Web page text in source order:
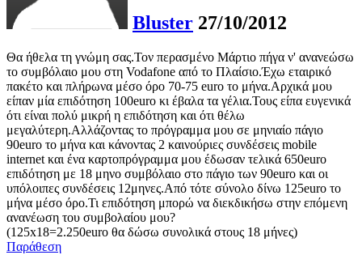
Bluster 27/10/2012
Θα ήθελα τη γνώμη σας.Τον περασμένο Μάρτιο πήγα ν' ανανεώσω
το συμβόλαιο μου στη Vodafone από το Πλαίσιο.Έχω εταιρικό
πακέτο και πλήρωνα μέσο όρο 70-75 euro το μήνα.Αρχικά μου
είπαν μία επιδότηση 100euro κι έβαλα τα γέλια.Τους είπα ευγενικά
ότι είναι πολύ μικρή η επιδότηση και ότι θέλω
μεγαλύτερη.Αλλάζοντας το πρόγραμμα μου σε μηνιαίο πάγιο
90euro το μήνα και κάνοντας 2 καινούριες συνδέσεις mobile
internet και ένα καρτοπρόγραμμα μου έδωσαν τελικά 650euro
επιδότηση με 18 μηνο συμβόλαιο στο πάγιο των 90euro και οι
υπόλοιπες συνδέσεις 12μηνες.Από τότε σύνολο δίνω 125euro το
μήνα μέσο όρο.Τι επιδότηση μπορώ να διεκδικήσω στην επόμενη
ανανέωση του συμβολαίου μου?
(125x18=2.250euro θα δώσω συνολικά στους 18 μήνες)
Παράθεση